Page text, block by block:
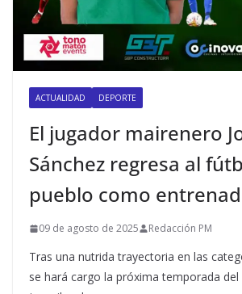
ACTUALIDAD DEPORTE
El jugador mairenero
Sánchez regresa al
pueblo como
09 de agosto de 2025 Redacción PM
Tras una nutrida trayectoria en las
se hará cargo la próxima temporada